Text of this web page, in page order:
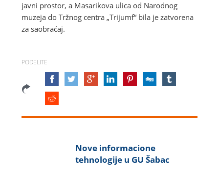
javni prostor, a Masarikova ulica od Narodnog
muzeja do Tržnog centra „Trijumf“ bila je zatvorena
za saobraćaj.
PODELITE
Nove informacione
tehnologije u GU Šabac